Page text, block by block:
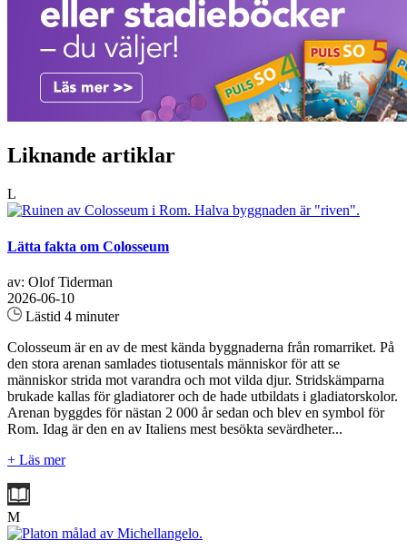
Liknande artiklar
L
Lätta fakta om Colosseum
av: Olof Tiderman
2026-06-10
Lästid 4 minuter
Colosseum är en av de mest kända byggnaderna från romarriket. På
den stora arenan samlades tiotusentals människor för att se
människor strida mot varandra och mot vilda djur. Stridskämparna
brukade kallas för gladiatorer och de hade utbildats i gladiatorskolor.
Arenan byggdes för nästan 2 000 år sedan och blev en symbol för
Rom. Idag är den en av Italiens mest besökta sevärdheter...
+ Läs mer
M